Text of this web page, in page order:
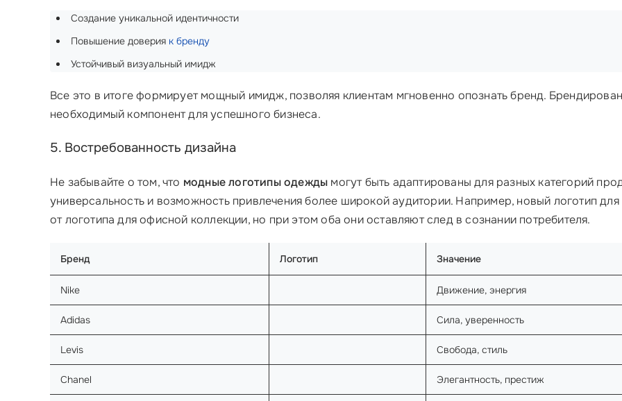
Создание уникальной идентичности
Повышение доверия к бренду
Устойчивый визуальный имидж
Все это в итоге формирует мощный имидж, позволяя клиентам мгновенно опознать бренд.
необходимый компонент для успешного бизнеса.
5. Востребованность дизайна
Не забывайте о том, что модные логотипы одежды могут быть адаптированы для разных категорий
универсальность и возможность привлечения более широкой аудитории. Например, новый логотип
от логотипа для офисной коллекции, но при этом оба они оставляют след в сознании потребителя.
Бренд Логотип Значение
Nike Движение, энергия
Adidas Сила, уверенность
Levis Свобода, стиль
Chanel Элегантность, престиж